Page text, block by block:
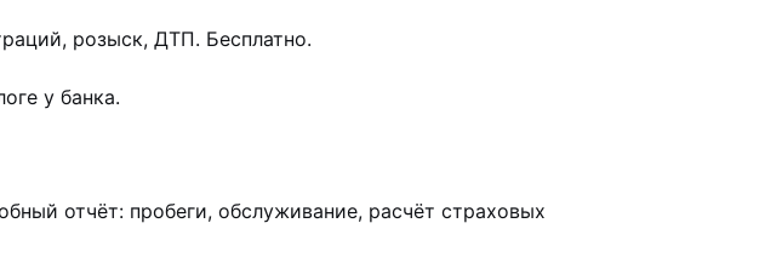
розыск, ДТП. Бесплатно.
у банка.
отчёт: пробеги, обслуживание, расчёт страховых